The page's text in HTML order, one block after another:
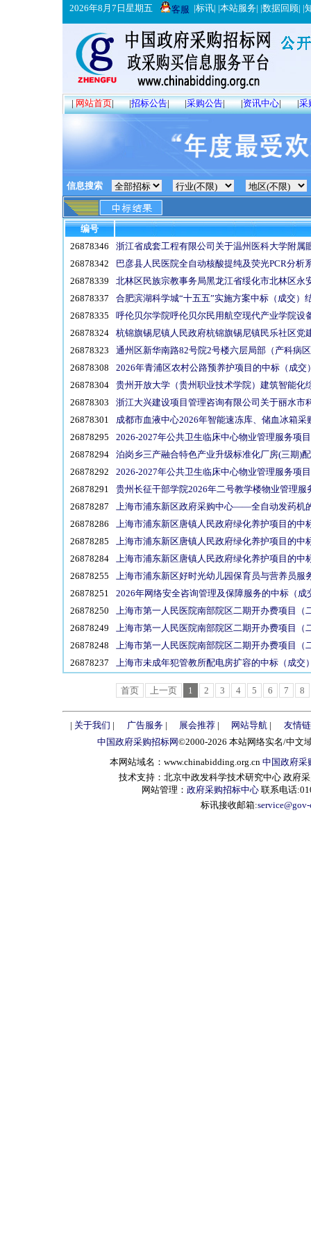
2026年8月7日星期五 客服 |标讯| |本站服务| |数据回顾| |
|网站首页| |招标公告| |采购公告| |资讯中心| |采
信息搜索
编号
26878346
浙江省成套工程有限公司关于温州医科大学附属
26878342
巴彦县人民医院全自动核酸提纯及荧光PCR分析
26878339
北林区民族宗教事务局黑龙江省绥化市北林区永
26878337
合肥滨湖科学城“十五五”实施方案中标（成交）
26878335
呼伦贝尔学院呼伦贝尔民用航空现代产业学院设
26878324
杭锦旗锡尼镇人民政府杭锦旗锡尼镇民乐社区党
26878323
通州区新华南路82号院2号楼六层局部（产科病
26878308
2026年青浦区农村公路预养护项目的中标（成交
26878304
贵州开放大学（贵州职业技术学院）建筑智能化
26878303
浙江大兴建设项目管理咨询有限公司关于丽水市
26878301
成都市血液中心2026年智能速冻库、储血冰箱
26878295
2026-2027年公共卫生临床中心物业管理服务项
26878294
泊岗乡三产融合特色产业升级标准化厂房(三期)
26878292
2026-2027年公共卫生临床中心物业管理服务项
26878291
贵州长征干部学院2026年二号教学楼物业管理
26878287
上海市浦东新区政府采购中心——全自动发药机
26878286
上海市浦东新区唐镇人民政府绿化养护项目的中
26878285
上海市浦东新区唐镇人民政府绿化养护项目的中
26878284
上海市浦东新区唐镇人民政府绿化养护项目的中
26878255
上海市浦东新区好时光幼儿园保育员与营养员服
26878251
2026年网络安全咨询管理及保障服务的中标（成
26878250
上海市第一人民医院南部院区二期开办费项目（
26878249
上海市第一人民医院南部院区二期开办费项目（
26878248
上海市第一人民医院南部院区二期开办费项目（
26878237
上海市未成年犯管教所配电房扩容的中标（成交
首页 上一页 1 2 3 4 5 6 7 8
| 关于我们 | 广告服务| 展会推荐| 网站导航 |
友情
中国政府采购招标网©2000-2026 本站网络实名/中文
本网站域名：www.chinabidding.org.cn 中国政府采
技术支持：北京中政发科学技术研究中心 政府
网站管理： 政府采购招标中心 联系电话
标讯接收邮箱: